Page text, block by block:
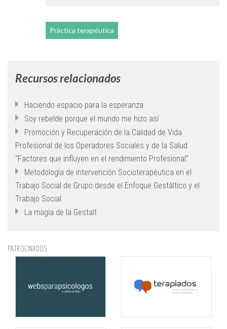
Práctica terapéutica
Recursos relacionados
Haciendo espacio para la esperanza
Soy rebelde porque el mundo me hizo así
Promoción y Recuperación de la Calidad de Vida
Profesional de los Operadores Sociales y de la Salud
“Factores que influyen en el rendimiento Profesional”
Metodologìa de intervención Socioterapèutica en el
Trabajo Social de Grupo desde el Enfoque Gestàltico y el
Trabajo Social
La magia de la Gestalt
PATROCINADOS